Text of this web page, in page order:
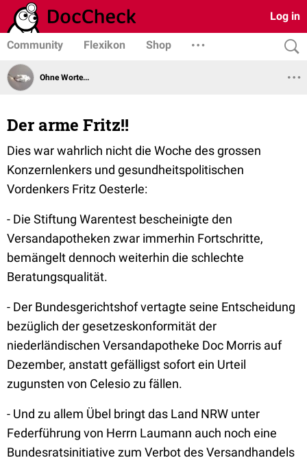
Log in
Community Flexikon Shop
Ohne Worte...
Der arme Fritz!!
Dies war wahrlich nicht die Woche des grossen
Konzernlenkers und gesundheitspolitischen
Vordenkers Fritz Oesterle:
- Die Stiftung Warentest bescheinigte den
Versandapotheken zwar immerhin Fortschritte,
bemängelt dennoch weiterhin die schlechte
Beratungsqualität.
- Der Bundesgerichtshof vertagte seine Entscheidung
bezüglich der gesetzeskonformität der
niederländischen Versandapotheke Doc Morris auf
Dezember, anstatt gefälligst sofort ein Urteil
zugunsten von Celesio zu fällen.
- Und zu allem Übel bringt das Land NRW unter
Federführung von Herrn Laumann auch noch eine
Bundesratsinitiative zum Verbot des Versandhandels